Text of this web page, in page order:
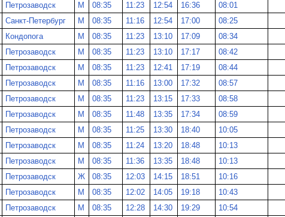
Петрозаводск М 08:35 11:23 12:54 16:36
08:01
Санкт-Петербург М 08:35 11:16 12:54 17:00
08:25
Кондопога М 08:35 11:23 13:10 17:09 08:34
Петрозаводск М 08:35 11:23 13:10 17:17 08:42
Петрозаводск М 08:35 11:23 12:41 17:19 08:44
Петрозаводск М 08:35 11:16 13:00 17:32 08:57
Петрозаводск М 08:35 11:23 13:15 17:33 08:58
Петрозаводск М 08:35 11:48 13:35 17:34
08:59
Петрозаводск М 08:35 11:25 13:30 18:40 10:05
Петрозаводск М 08:35 11:24 13:20 18:48 10:13
Петрозаводск М 08:35 11:36 13:35 18:48
10:13
Петрозаводск Ж 08:35 12:03 14:15 18:51 10:16
Петрозаводск М 08:35 12:02 14:05 19:18
10:43
Петрозаводск М 08:35 12:28 14:30 19:29 10:54